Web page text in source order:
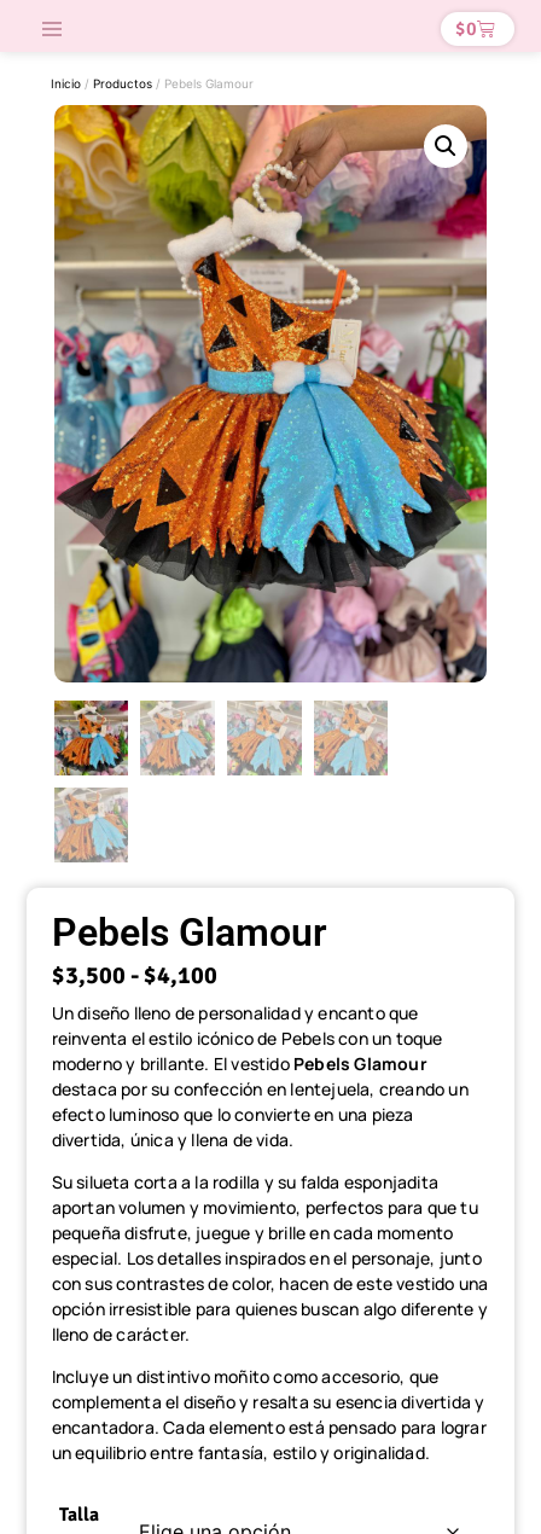
$0
Inicio / Productos / Pebels Glamour
Pebels Glamour
$3,500 -$4,100
Un diseño lleno de personalidad y encanto que
reinventa el estilo icónico de Pebels con un toque
moderno y brillante. El vestido Pebels Glamour
destaca por su confección en lentejuela, creando un
efecto luminoso que lo convierte en una pieza
divertida, única y llena de vida.
Su silueta corta a la rodilla y su falda esponjadita
aportan volumen y movimiento, perfectos para que tu
pequeña disfrute, juegue y brille en cada momento
especial. Los detalles inspirados en el personaje, junto
con sus contrastes de color, hacen de este vestido una
opción irresistible para quienes buscan algo diferente y
lleno de carácter.
Incluye un distintivo moñito como accesorio, que
complementa el diseño y resalta su esencia divertida y
encantadora. Cada elemento está pensado para lograr
un equilibrio entre fantasía, estilo y originalidad.
Talla